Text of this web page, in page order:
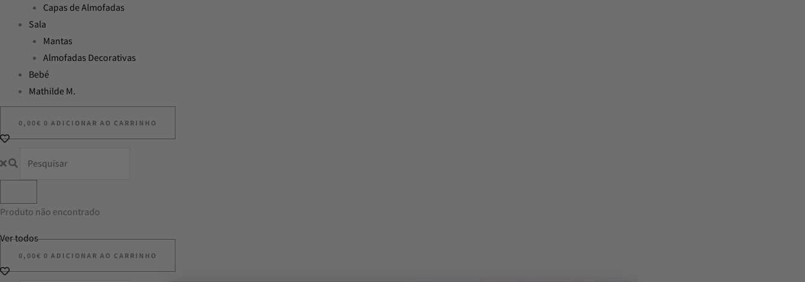
Capas de Almofadas
Sala
Mantas
Almofadas Decorativas
Bebé
Mathilde M.
0,00€ 0 ADICIONAR AO CARRINHO
Produto não encontrado
Ver todos
0,00€ 0 ADICIONAR AO CARRINHO